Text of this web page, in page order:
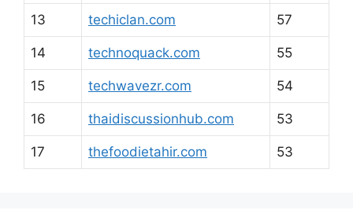
13 techiclan.com 57
14 technoquack.com 55
15 techwavezr.com 54
16 thaidiscussionhub.com 53
17 thefoodietahir.com 53